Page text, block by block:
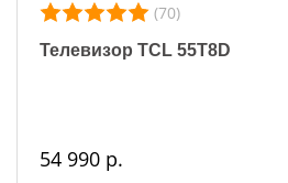
(70)
Телевизор TCL 55T8D
54 990 р.